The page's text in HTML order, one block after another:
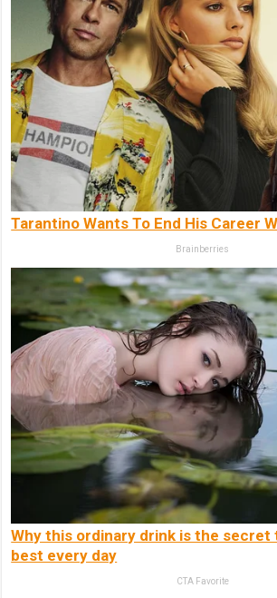
Tarantino Wants To End His Career
Brainberries
Why this ordinary drink is the secret
best every day
CTA Favorite